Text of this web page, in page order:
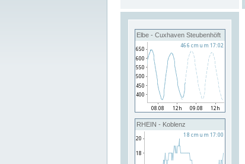
Elbe - Cuxhaven Steubenhöft
RHEIN - Koblenz